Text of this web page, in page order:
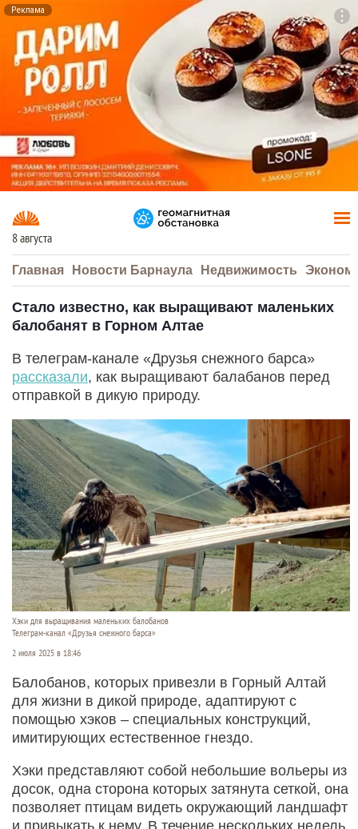
Реклама
8 августа
Главная Новости Барнаула Недвижимость
Стало известно, как выращивают маленьких
балобанят в Горном Алтае
В телеграм-канале «Друзья снежного барса»
рассказали, как выращивают балабанов перед
отправкой в дикую природу.
Хэки для выращивания маленьких балобанов
Телеграм-канал «Друзья снежного барса»
2 июля 2025 в 18:46
Балобанов, которых привезли в Горный Алтай
для жизни в дикой природе, адаптируют с
помощью хэков – специальных конструкций,
имитирующих естественное гнездо.
Хэки представляют собой небольшие вольеры из
досок, одна сторона которых затянута сеткой, она
позволяет птицам видеть окружающий ландшафт
и привыкать к нему. В течение нескольких недель